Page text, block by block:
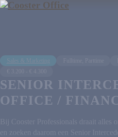
Sales & Marketing Fulltime, Parttime
€ 3.200 - € 4.300
SENIOR
OFFICE /
Bij Cooster Professionals draait alles
en zoeken daarom een Senior